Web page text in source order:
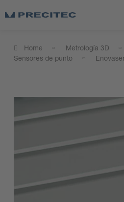
Home Metrología 3D
Sensores de punto